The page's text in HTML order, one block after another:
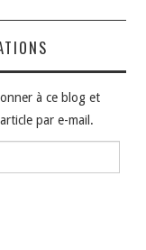
à ce blog et
par e-mail.